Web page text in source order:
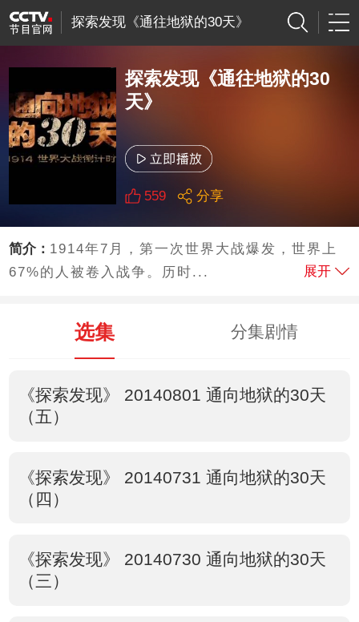
探索发现《通往地狱的30天》
探索发现《通往地狱的30
天》
559 分享
简介： 1914年7月，第一次世界大战爆发，世界上
67%的人被卷入战争。历时...
展开
选集 分集剧情
《探索发现》 20140801 通向地狱的30天
（五）
《探索发现》 20140731 通向地狱的30天
（四）
《探索发现》 20140730 通向地狱的30天
（三）